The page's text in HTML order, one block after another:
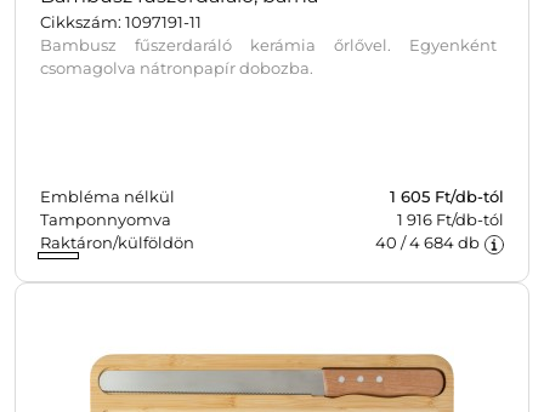
Cikkszám: 1097191-11
Bambusz fűszerdaráló kerámia őrlővel. Egyenként
csomagolva nátronpapír dobozba.
Embléma nélkül 1 605 Ft/db-tól
Tamponnyomva
1 916 Ft/db-tól
Raktáron/külföldön
40 /4 684db